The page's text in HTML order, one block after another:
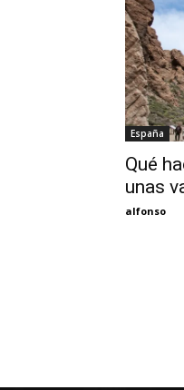
España
Qué
unas
alfonso